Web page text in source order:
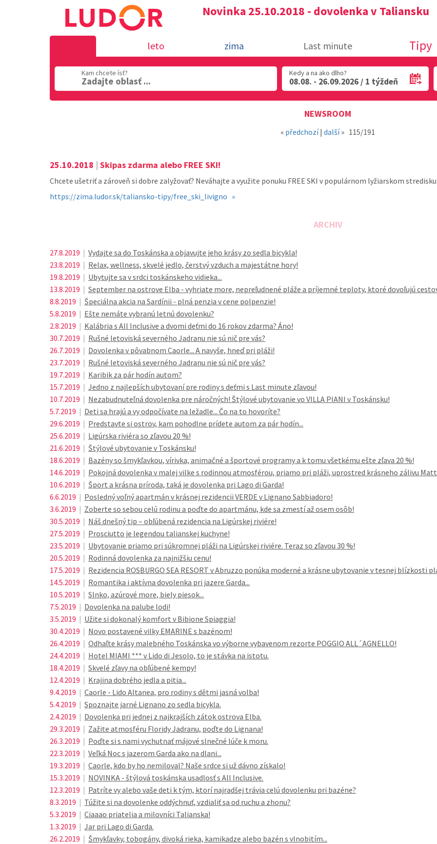
Novinka 25.10.2018 - dovolenka v Taliansku
leto zima Last minute Tipy
Kam chcete ísť?
Zadajte oblasť ...
Kedy a na ako dlho?
08.08. - 26.09.2026 / 1 týždeň
NEWSROOM
« předchozí| další» 115/191
25.10.2018 | Skipas zdarma alebo FREE SKI!
Chcete ušetriť a zároveň si dobre zalyžovať? Neváhajte a využite ponuku FREE SKI v populárnom lyžiarskom
https://zima.ludor.sk/taliansko-tipy/free_ski_livigno »
ARCHIV
27.8.2019 | Vydajte sa do Toskánska a objavujte jeho krásy zo sedla bicykla!
23.8.2019 | Relax, wellness, skvelé jedlo, čerstvý vzduch a majestátne hory!
19.8.2019 | Ubytujte sa v srdci toskánskeho vidieka...
13.8.2019 | September na ostrove Elba - vyhriate more, nepreľudnené pláže a príjemné teploty, ktoré dovoľujú
8.8.2019 | Špeciálna akcia na Sardínii - plná penzia v cene polpenzie!
5.8.2019 | Ešte nemáte vybranú letnú dovolenku?
2.8.2019 | Kalábria s All Inclusive a dvomi deťmi do 16 rokov zdarma? Áno!
30.7.2019 | Rušné letoviská severného Jadranu nie sú nič pre vás?
26.7.2019 | Dovolenka v pôvabnom Caorle... A navyše, hneď pri pláži!
23.7.2019 | Rušné letoviská severného Jadranu nie sú nič pre vás?
19.7.2019 | Karibik za pár hodín autom?
15.7.2019 | Jedno z najlepších ubytovaní pre rodiny s deťmi s Last minute zľavou!
10.7.2019 | Nezabudnuteľná dovolenka pre náročných! Štýlové ubytovanie vo VILLA PIANI v Toskánsku!
5.7.2019 | Deti sa hrajú a vy odpočívate na ležadle... Čo na to hovoríte?
29.6.2019 | Predstavte si ostrov, kam pohodlne prídete autom za pár hodín...
25.6.2019 | Ligúrska riviéra so zľavou 20 %!
21.6.2019 | Štýlové ubytovanie v Toskánsku!
18.6.2019 | Bazény so šmykľavkou, vírivka, animačné a športové programy a k tomu všetkému ešte zľava 20 %!
14.6.2019 | Pokojná dovolenka v malej vilke s rodinnou atmosférou, priamo pri pláži, uprostred krásneho zálivu
10.6.2019 | Šport a krásna príroda, taká je dovolenka pri Lago di Garda!
6.6.2019 | Posledný voľný apartmán v krásnej rezidencii VERDE v Lignano Sabbiadoro!
3.6.2019 | Zoberte so sebou celú rodinu a poďte do apartmánu, kde sa zmestí až osem osôb!
30.5.2019 | Náš dnešný tip – obľúbená rezidencia na Ligúrskej riviére!
27.5.2019 | Prosciutto je legendou talianskej kuchyne!
23.5.2019 | Ubytovanie priamo pri súkromnej pláži na Ligúrskej riviére. Teraz so zľavou 30 %!
20.5.2019 | Rodinná dovolenka za najnižšiu cenu!
17.5.2019 | Rezidencia ROSBURGO SEA RESORT v Abruzzo ponúka moderné a krásne ubytovanie v tesnej blízkosti
14.5.2019 | Romantika i aktívna dovolenka pri jazere Garda...
10.5.2019 | Slnko, azúrové more, biely piesok...
7.5.2019 | Dovolenka na palube lodi!
3.5.2019 | Užite si dokonalý komfort v Bibione Spiaggia!
30.4.2019 | Novo postavené vilky EMARINE s bazénom!
26.4.2019 | Odhaľte krásy malebného Toskánska vo výborne vybavenom rezorte POGGIO ALL´AGNELLO!
24.4.2019 | Hotel MIAMI *** v Lido di Jesolo, to je stávka na istotu.
18.4.2019 | Skvelé zľavy na obľúbené kempy!
12.4.2019 | Krajina dobrého jedla a pitia...
9.4.2019 | Caorle - Lido Altanea, pro rodiny s dětmi jasná volba!
5.4.2019 | Spoznajte jarné Lignano zo sedla bicykla.
2.4.2019 | Dovolenka pri jednej z najkrajších zátok ostrova Elba.
29.3.2019 | Zažite atmosféru Floridy Jadranu, poďte do Lignana!
26.3.2019 | Poďte si s nami vychutnať májové slnečné lúče k moru.
22.3.2019 | Veľká Noc s jazerom Garda ako na dlani...
19.3.2019 | Caorle, kdo by ho nemiloval? Naše srdce si už dávno získalo!
15.3.2019 | NOVINKA - štýlová toskánska usadlosť s All Inclusive.
12.3.2019 | Patríte vy alebo vaše deti k tým, ktorí najradšej trávia celú dovolenku pri bazéne?
8.3.2019 | Túžite si na dovolenke oddýchnuť, vzdialiť sa od ruchu a zhonu?
5.3.2019 | Ciaaao priatelia a milovníci Talianska!
1.3.2019 | Jar pri Lago di Garda.
26.2.2019 | Šmykľavky, tobogány, divoká rieka, kamikadze alebo bazén s vlnobitím...